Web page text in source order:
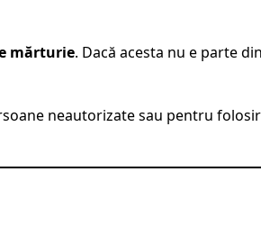
mărturie. Dacă acesta nu e parte
neautorizate sau pentru